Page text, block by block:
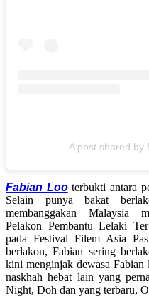
A post shared by
Fabian Looterbukti antara
Selain punya bakat
membanggakan Malaysia
Pelakon Pembantu Lelaki
pada Festival Filem Asia
berlakon, Fabian sering
kini menginjak dewasa
naskhah hebat lain yang
Night, Doh dan yang terbaru,